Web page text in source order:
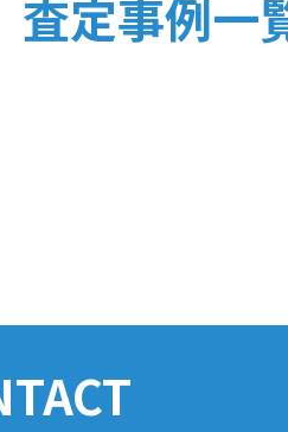
査定事例一